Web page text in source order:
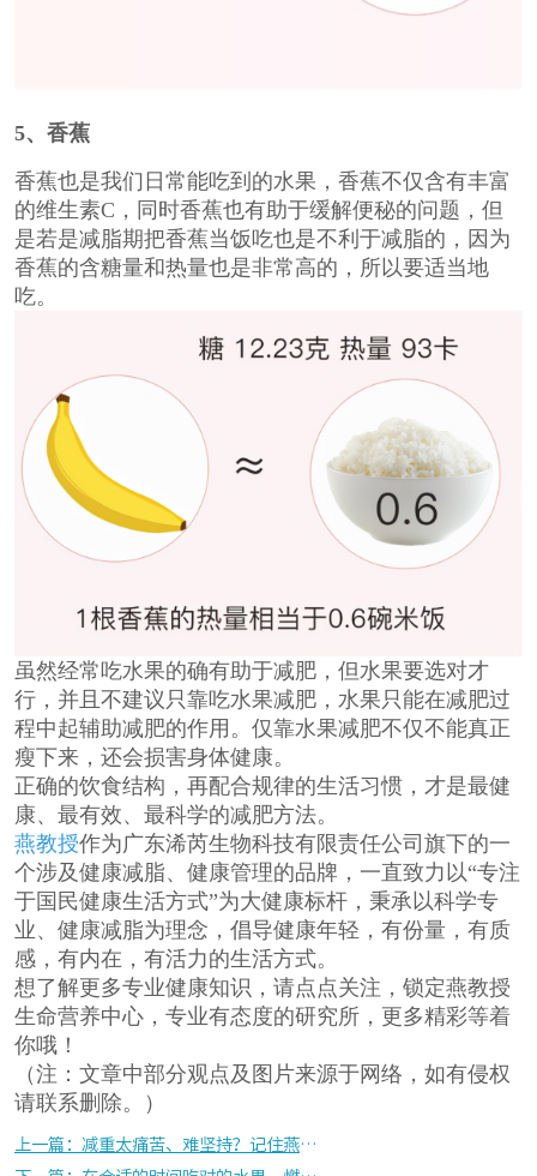
5、香蕉
香蕉也是我们日常能吃到的水果，香蕉不仅含有丰富
的维生素C，同时香蕉也有助于缓解便秘的问题，但
是若是减脂期把香蕉当饭吃也是不利于减脂的，因为
香蕉的含糖量和热量也是非常高的，所以要适当地
吃。
虽然经常吃水果的确有助于减肥，但水果要选对才
行，并且不建议只靠吃水果减肥，水果只能在减肥过
程中起辅助减肥的作用。仅靠水果减肥不仅不能真正
瘦下来，还会损害身体健康。
正确的饮食结构，再配合规律的生活习惯，才是最健
康、最有效、最科学的减肥方法。
燕教授作为广东浠芮生物科技有限责任公司旗下的一
个涉及健康减脂、健康管理的品牌，一直致力以“专注
于国民健康生活方式”为大健康标杆，秉承以科学专
业、健康减脂为理念，倡导健康年轻，有份量，有质
感，有内在，有活力的生活方式。
想了解更多专业健康知识，请点点关注，锁定燕教授
生命营养中心，专业有态度的研究所，更多精彩等着
你哦！
（注：文章中部分观点及图片来源于网络，如有侵权
请联系删除。）
上一篇：减重太痛苦、难坚持？记住燕教授这4点，减重so easy